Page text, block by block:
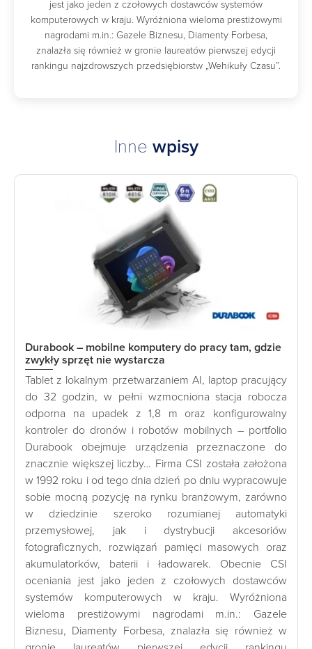
jest jako jeden z czołowych dostawców systemów
komputerowych w kraju. Wyróżniona wieloma prestiżowymi
nagrodami m.in.: Gazele Biznesu, Diamenty Forbesa,
znalazła się również w gronie laureatów pierwszej edycji
rankingu najzdrowszych przedsiębiorstw „Wehikuły Czasu”.
Inne wpisy
Durabook – mobilne komputery do pracy tam, gdzie
zwykły sprzęt nie wystarcza
Tablet z lokalnym przetwarzaniem AI, laptop pracujący
do 32 godzin, w pełni wzmocniona stacja robocza
odporna na upadek z 1,8 m oraz konfigurowalny
kontroler do dronów i robotów mobilnych – portfolio
Durabook obejmuje urządzenia przeznaczone do
znacznie większej liczby… Firma CSI została założona
w 1992 roku i od tego dnia dzień po dniu wypracowuje
sobie mocną pozycję na rynku branżowym, zarówno
w dziedzinie szeroko rozumianej automatyki
przemysłowej, jak i dystrybucji akcesoriów
fotograficznych, rozwiązań pamięci masowych oraz
akumulatorków, baterii i ładowarek. Obecnie CSI
oceniania jest jako jeden z czołowych dostawców
systemów komputerowych w kraju. Wyróżniona
wieloma prestiżowymi nagrodami m.in.: Gazele
Biznesu, Diamenty Forbesa, znalazła się również w